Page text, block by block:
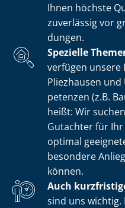
Ihnen höchste
zuverlässig vor
dun­gen.
Spezielle
verfügen
Pliezhausen
pe­ten­zen (z.B.
heißt: Wir
Gutachter für
optimal
besondere
können.
Auch
sind uns